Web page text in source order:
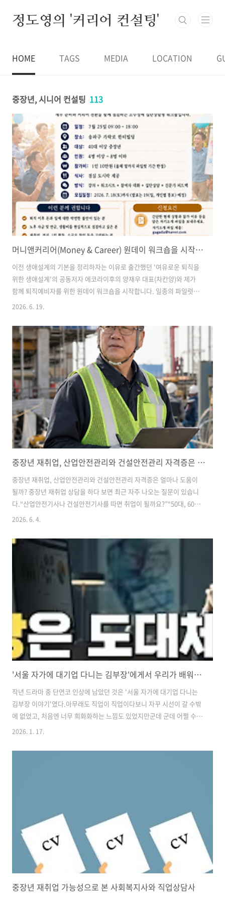
정도영의 '커리어 컨설팅'
HOME TAGS MEDIA LOCATION
중장년, 시니어 컨설팅 113
머니앤커리어(Money & Career) 원데이 워크숍을 시작합니다
이전 생애설계의 기본을 정리하자는 이유로 출간했던 '여유로운 퇴직을
위한 생애설계'의 공동저자 에코라이후의 양재우 대표(차칸양)와 제가
함께 퇴직예비자를 위한 원데이 워크숍을 시작합니다. 일종의 파일럿프
로그램으로 20년차 재무컨설턴트와 커리어컨설턴트가 협업해 최소규모
티로 활동하며 서로간의 친목과 응원을 주고 받는 모임으로 발전시켜 나
갈 예정이구요.관심 있는 분들의 많은 참여 기다립니다.아, 입금 순서별
선착순이라 많이 모시지 못합니다. 참고해 주시구요~^^;
2026. 6. 19.
중장년 재취업, 산업안전관리와 건설안전관리 자격증은 얼마나 도움이 될까?
중장년 재취업, 산업안전관리와 건설안전관리 자격증은 얼마나 도움이
될까? 중장년 재취업 상담을 하다 보면 최근 자주 나오는 질문이 있습니
다.“산업안전기사나 건설안전기사를 따면 취업이 될까요?”“50대, 60대
가 새롭게 들어가기에는 어느 쪽이 더 나을까요?”먼저 결론부터 말씀드
증 하나만으로 취업이 보장되는 것은 아닙니다. 특히 안전관리 분야는 자
격증보다 더 중요한 것이 있습니다. 바로 현장 이해력, 사람을 통제하고
설득하는 능력, 그리고 책임을 감당할 수 있는 태도입니다. 산업안전관리
와 건설안전관리는 비슷해 보이지만 차이가 있습니다.산업안전관리는
범위가 넓습니다. 제조업, 물류, 공장, 시설, 서비스업 등 여러 산업 현장
2026. 6. 4.
'서울 자가에 대기업 다니는 김부장'에게서 우리가 배워야 할 것들
작년 드라마 중 단연코 인상에 남았던 것은 '서울 자가에 대기업 다니는
김부장 이야기'였다.아무래도 직업이 직업이다보니 자꾸 시선이 갈 수밖
에 없었고, 처음엔 너무 희화화하는 느낌도 있었지만군데 군데 어쩔 수없
이 동의할 수밖에 없는 장면들도 있었다. 솔직히 개인적으로 최고의 장면
김부장"이라며 남편을 안아주는 모습을 보며 괜시리 나도 울컥했더랬다.
2026. 1. 17.
중장년 재취업 가능성으로 본 사회복지사와 직업상담사